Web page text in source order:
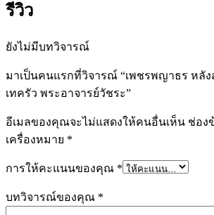
รีวิว
ยังไม่มีบทวิจารณ์
มาเป็นคนแรกที่วิจารณ์ “เพชรพญาธร หลั
เทครัว พระอาจารย์วัชระ”
อีเมลของคุณจะไม่แสดงให้คนอื่นเห็น ช่อง
เครื่องหมาย *
การให้คะแนนของคุณ *
บทวิจารณ์ของคุณ *